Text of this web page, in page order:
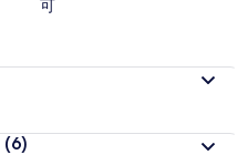
可
(6)